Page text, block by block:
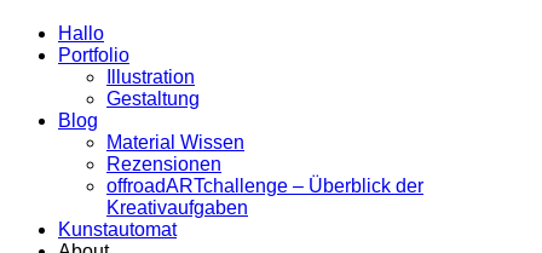
Hallo
Portfolio
Illustration
Gestaltung
Blog
Material Wissen
Rezensionen
offroadARTchallenge – Überblick der
Kreativaufgaben
Kunstautomat